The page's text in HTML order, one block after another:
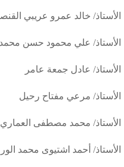
الأستاذ/ خالد عمرو عريبي
الأستاذ/ علي محمود حسن محمد
الأستاذ/ عادل جمعة عامر
الأستاذ/ مرعي مفتاح رحيل
الأستاذ/ محمد مصطفى العماري
الأستاذ/ أحمد اشتيوى محمد